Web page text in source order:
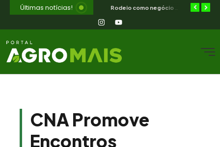
Últimas notícias!
CNA Promove
Encontros